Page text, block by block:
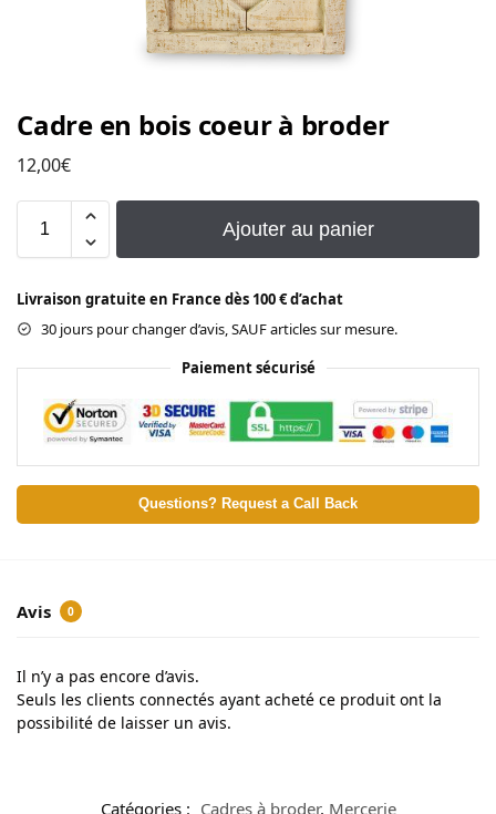
Cadre en bois coeur à broder
12,00€
Ajouter au panier
Livraison gratuite en France dès 100 € d’achat
30 jours pour changer d’avis, SAUF articles sur mesure.
Paiement sécurisé
Questions? Request a Call Back
Avis 0
Il n’y a pas encore d’avis.
Seuls les clients connectés ayant acheté ce produit ont la
possibilité de laisser un avis.
Catégories : Cadres à broder, Mercerie